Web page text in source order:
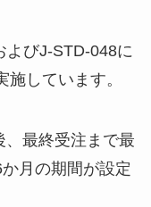
よびJ-STD-048に
しています。
最終受注まで最
月の期間が設定